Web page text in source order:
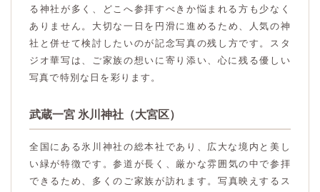
る神社が多く、どこへ参拝すべきか悩まれる方も少なく
ありません。大切な一日を円滑に進めるため、人気の神
社と併せて検討したいのが記念写真の残し方です。スタ
ジオ華写は、ご家族の想いに寄り添い、心に残る優しい
写真で特別な日を彩ります。
武蔵一宮 氷川神社（大宮区）
全国にある氷川神社の総本社であり、広大な境内と美し
い緑が特徴です。参道が長く、厳かな雰囲気の中で参拝
できるため、多くのご家族が訪れます。写真映えするス